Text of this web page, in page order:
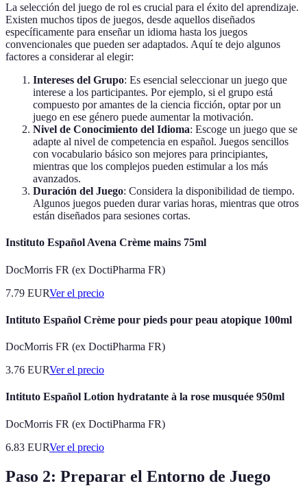
La selección del juego de rol es crucial para el éxito del aprendizaje.
Existen muchos tipos de juegos, desde aquellos diseñados
específicamente para enseñar un idioma hasta los juegos
convencionales que pueden ser adaptados. Aquí te dejo algunos
factores a considerar al elegir:
Intereses del Grupo: Es esencial seleccionar un juego que
interese a los participantes. Por ejemplo, si el grupo está
compuesto por amantes de la ciencia ficción, optar por un
juego en ese género puede aumentar la motivación.
Nivel de Conocimiento del Idioma: Escoge un juego que se
adapte al nivel de competencia en español. Juegos sencillos
con vocabulario básico son mejores para principiantes,
mientras que los complejos pueden estimular a los más
avanzados.
Duración del Juego: Considera la disponibilidad de tiempo.
Algunos juegos pueden durar varias horas, mientras que otros
están diseñados para sesiones cortas.
Instituto Español Avena Crème mains 75ml
DocMorris FR (ex DoctiPharma FR)
7.79 EURVer el precio
Intituto Español Crème pour pieds pour peau atopique 100ml
DocMorris FR (ex DoctiPharma FR)
3.76 EURVer el precio
Intituto Español Lotion hydratante à la rose musquée 950ml
DocMorris FR (ex DoctiPharma FR)
6.83 EURVer el precio
Paso 2: Preparar el Entorno de Juego